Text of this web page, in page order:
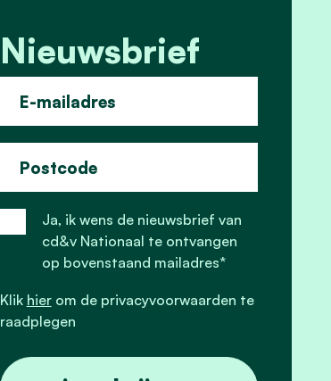
Nieuwsbrief
E-mailadres
Postcode
Ja, ik wens de nieuwsbrief van
cd&v Nationaal te ontvangen
op bovenstaand mailadres*
Klik hierom de privacyvoorwaarden te
raadplegen